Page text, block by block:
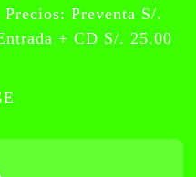
Preventa S/.
+ CD S/. 25.00